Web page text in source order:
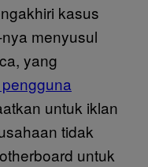
kasus
menyusul
yang
untuk iklan
tidak
untuk